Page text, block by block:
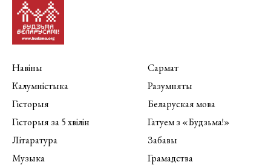
Навіны
Калумністыка
Гісторыя
Гісторыя за 5 хвілін
Літаратура
Музыка
Сармат
Разумняты
Беларуская мова
Гатуем з «Будзьма!»
Забавы
Грамадства